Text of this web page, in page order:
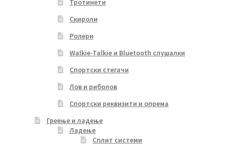
Скироли
Ролери
Walkie-Talkie и Bluetooth слушалки
Спортски стегачи
Лов и риболов
Спортски реквизити и опрема
Греење и ладење
Ладење
Сплит системи